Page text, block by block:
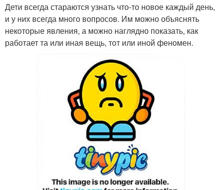
Дети всегда стараются узнать что-то новое каждый день,
и у них всегда много вопросов. Им можно объяснять
некоторые явления, а можно наглядно показать, как
работает та или иная вещь, тот или иной феномен.